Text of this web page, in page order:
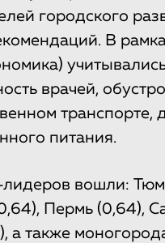
городского
В
врачей,
транспорте,
питания.
лидеров вошли:
Пермь (0,64),
а также